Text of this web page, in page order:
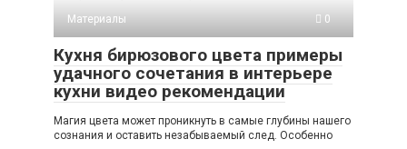
Материалы
0
Кухня бирюзового цвета примеры
удачного сочетания в интерьере
кухни видео рекомендации
Магия цвета может проникнуть в самые глубины нашего
сознания и оставить незабываемый след. Особенно